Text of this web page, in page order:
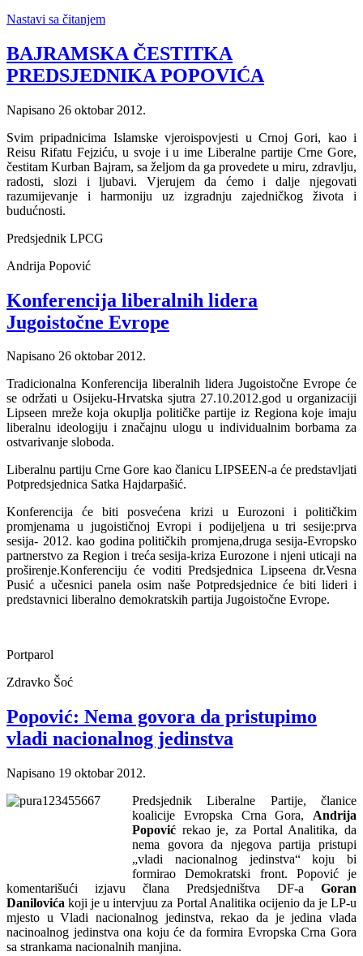
Nastavi sa čitanjem
BAJRAMSKA ČESTITKA
PREDSJEDNIKA POPOVIĆA
Napisano 26 oktobar 2012.
Svim pripadnicima Islamske vjeroispovjesti u Crnoj Gori, kao i
Reisu Rifatu Fejziću, u svoje i u ime Liberalne partije Crne Gore,
čestitam Kurban Bajram, sa željom da ga provedete u miru, zdravlju,
radosti, slozi i ljubavi. Vjerujem da ćemo i dalje njegovati
razumijevanje i harmoniju uz izgradnju zajedničkog života i
budućnosti.
Predsjednik LPCG
Andrija Popović
Konferencija liberalnih lidera
Jugoistočne Evrope
Napisano 26 oktobar 2012.
Tradicionalna Konferencija liberalnih lidera Jugoistočne Evrope će
se održati u Osijeku-Hrvatska sjutra 27.10.2012.god u organizaciji
Lipseen mreže koja okuplja političke partije iz Regiona koje imaju
liberalnu ideologiju i značajnu ulogu u individualnim borbama za
ostvarivanje sloboda.
Liberalnu partiju Crne Gore kao članicu LIPSEEN-a će predstavljati
Potpredsjednica Satka Hajdarpašić.
Konferencija će biti posvećena krizi u Eurozoni i političkim
promjenama u jugoističnoj Evropi i podijeljena u tri sesije:prva
sesija- 2012. kao godina političkih promjena,druga sesija-Evropsko
partnerstvo za Region i treća sesija-kriza Eurozone i njeni uticaji na
proširenje.Konferenciju će voditi Predsjednica Lipseena dr.Vesna
Pusić a učesnici panela osim naše Potpredsjednice će biti lideri i
predstavnici liberalno demokratskih partija Jugoistočne Evrope.
Portparol
Zdravko Šoć
Popović: Nema govora da pristupimo
vladi nacionalnog jedinstva
Napisano 19 oktobar 2012.
Predsjednik Liberalne Partije, članice
koalicije Evropska Crna Gora, Andrija
Popović rekao je, za Portal Analitika, da
nema govora da njegova partija pristupi
„vladi nacionalnog jedinstva“ koju bi
formirao Demokratski front. Popović je
komentarišući izjavu člana Predsjedništva DF-a Goran
Danilovića koji je u intervjuu za Portal Analitika ocijenio da je LP-u
mjesto u Vladi nacionalnog jedinstva, rekao da je jedina vlada
nacinoalnog jedinstva ona koju će da formira Evropska Crna Gora
sa strankama nacionalnih manjina.